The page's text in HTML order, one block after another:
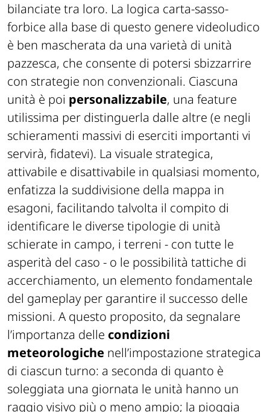
bilanciate tra loro. La logica carta-sasso-
forbice alla base di questo genere videoludico
è ben mascherata da una varietà di unità
pazzesca, che consente di potersi sbizzarrire
con strategie non convenzionali. Ciascuna
unità è poi personalizzabile, una feature
utilissima per distinguerla dalle altre (e negli
schieramenti massivi di eserciti importanti vi
servirà, fidatevi). La visuale strategica,
attivabile e disattivabile in qualsiasi momento,
enfatizza la suddivisione della mappa in
esagoni, facilitando talvolta il compito di
identificare le diverse tipologie di unità
schierate in campo, i terreni - con tutte le
asperità del caso - o le possibilità tattiche di
accerchiamento, un elemento fondamentale
del gameplay per garantire il successo delle
missioni. A questo proposito, da segnalare
l’importanza delle condizioni
meteorologiche nell’impostazione strategica
di ciascun turno: a seconda di quanto è
soleggiata una giornata le unità hanno un
raggio visivo più o meno ampio; la pioggia